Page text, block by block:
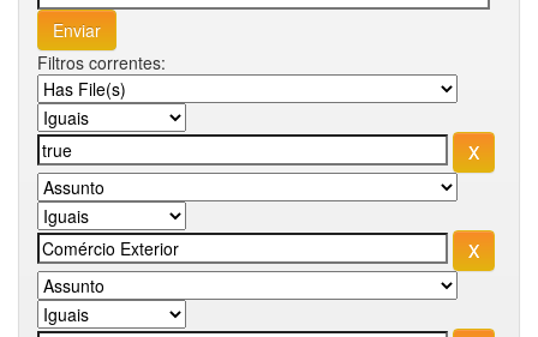
Filtros correntes: